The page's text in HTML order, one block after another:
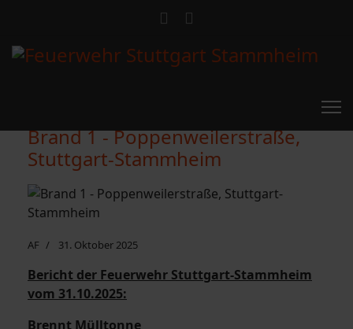
Brand 1 - Poppenweilerstraße,
Stuttgart-Stammheim
AF 31. Oktober 2025
Bericht der Feuerwehr Stuttgart-Stammheim
vom 31.10.2025:
Brennt Mülltonne